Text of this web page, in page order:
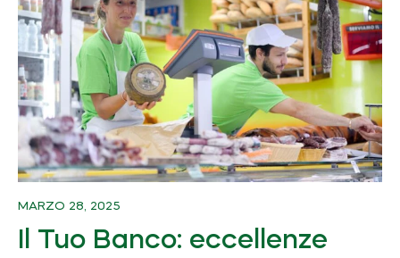
MARZO 28, 2025
Il Tuo Banco: eccellenze